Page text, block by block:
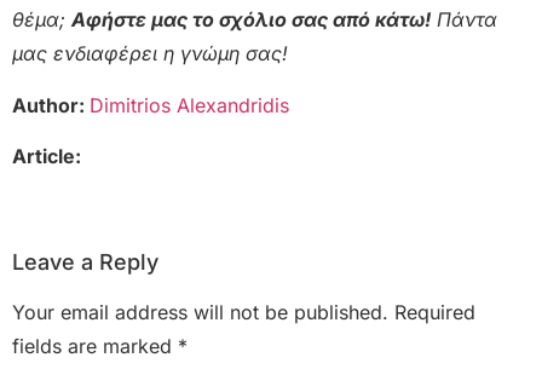
θέμα;Αφήστε μας το σχόλιο σας από κάτω! Πάντα
μας ενδιαφέρει η γνώμη σας!
Author: Dimitrios Alexandridis
Article:
Leave a Reply
Your email address will not be published. Required
fields are marked *